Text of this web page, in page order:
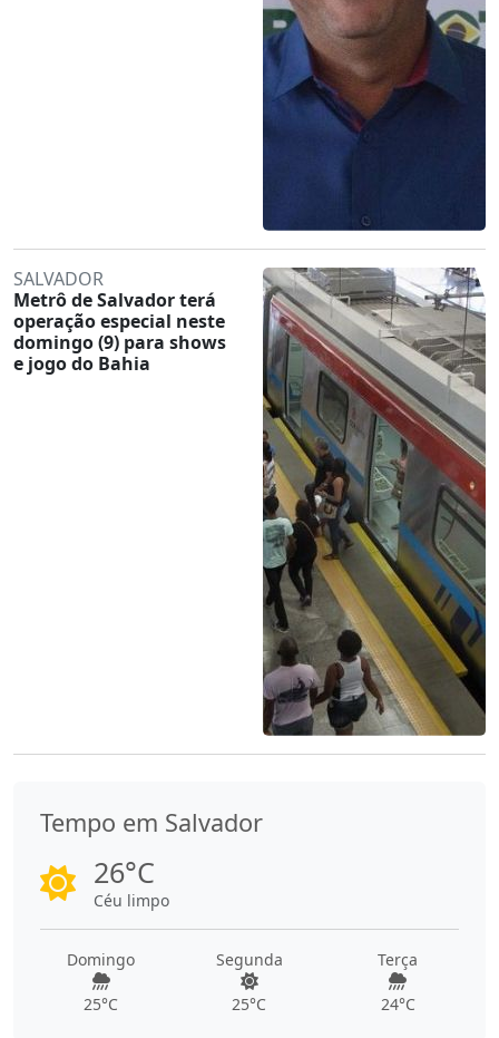
SALVADOR
Metrô de Salvador terá
operação especial neste
domingo (9) para shows
e jogo do Bahia
Tempo em Salvador
26°C
Céu limpo
Domingo
25°C
Segunda
25°C
Terça
24°C